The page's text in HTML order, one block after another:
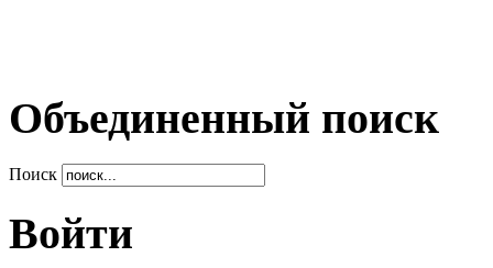
Объединенный поиск
Поиск
Войти